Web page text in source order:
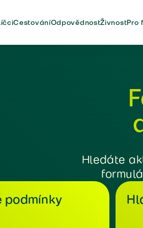
CestováníOdpovědnostŽivnostPro
Hledáte
podmínky